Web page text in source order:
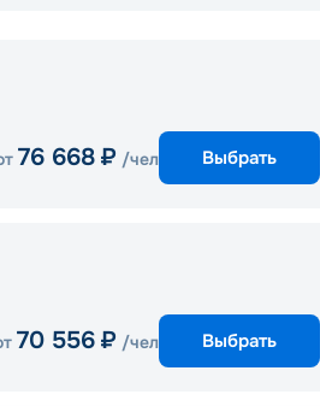
76 668 ₽ /чел Выбрать
70 556 ₽ /чел Выбрать